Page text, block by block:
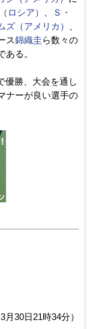
ロシア）
Ｓ・
ズ（アメリカ）
ス錦織圭ら数々の
る。
優勝、大会を通し
ナーが良い選手の
3月30日21時34分）